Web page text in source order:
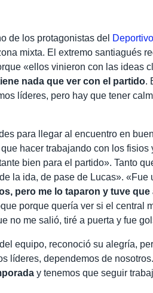
de los protagonistas del
mixta. El extremo santiagués
«ellos vinieron con las ideas
nada que ver con el partido.
líderes, pero hay que tener
para llegar al encuentro en
hacer trabajando con los
bien para el partido». Tanto
la ida, de pase de Lucas».
pero me lo taparon y tuve que
porque quería ver si el central
no me salió, tiré a puerta y fue
equipo, reconoció su alegría,
líderes, dependemos de
y tenemos que seguir